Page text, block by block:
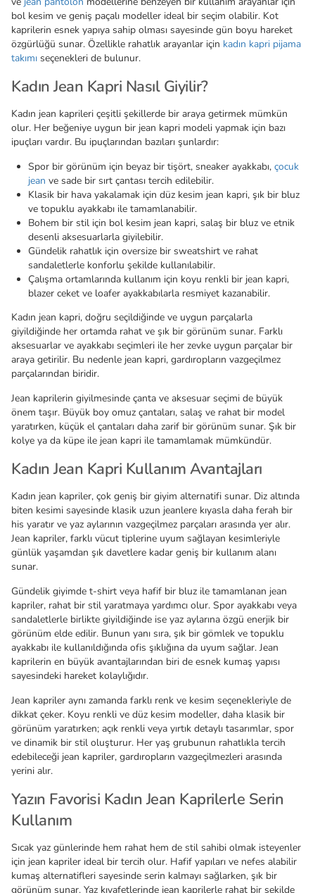
bol kesim ve geniş paçalı modeller ideal bir seçim olabilir. Kot
kaprilerin esnek yapıya sahip olması sayesinde gün boyu hareket
özgürlüğü sunar. Özellikle rahatlık arayanlar için kadın kapri pijama
takımı seçenekleri de bulunur.
Kadın Jean Kapri Nasıl Giyilir?
Kadın jean kaprileri çeşitli şekillerde bir araya getirmek mümkün
olur. Her beğeniye uygun bir jean kapri modeli yapmak için bazı
ipuçları vardır. Bu ipuçlarından bazıları şunlardır:
Spor bir görünüm için beyaz bir tişört, sneaker ayakkabı, çocuk
jean ve sade bir sırt çantası tercih edilebilir.
Klasik bir hava yakalamak için düz kesim jean kapri, şık bir bluz
ve topuklu ayakkabı ile tamamlanabilir.
Bohem bir stil için bol kesim jean kapri, salaş bir bluz ve etnik
desenli aksesuarlarla giyilebilir.
Gündelik rahatlık için oversize bir sweatshirt ve rahat
sandaletlerle konforlu şekilde kullanılabilir.
Çalışma ortamlarında kullanım için koyu renkli bir jean kapri,
blazer ceket ve loafer ayakkabılarla resmiyet kazanabilir.
Kadın jean kapri, doğru seçildiğinde ve uygun parçalarla
giyildiğinde her ortamda rahat ve şık bir görünüm sunar. Farklı
aksesuarlar ve ayakkabı seçimleri ile her zevke uygun parçalar bir
araya getirilir. Bu nedenle jean kapri, gardıropların vazgeçilmez
parçalarından biridir.
Jean kaprilerin giyilmesinde çanta ve aksesuar seçimi de büyük
önem taşır. Büyük boy omuz çantaları, salaş ve rahat bir model
yaratırken, küçük el çantaları daha zarif bir görünüm sunar. Şık bir
kolye ya da küpe ile jean kapri ile tamamlamak mümkündür.
Kadın Jean Kapri Kullanım Avantajları
Kadın jean kapriler, çok geniş bir giyim alternatifi sunar. Diz altında
biten kesimi sayesinde klasik uzun jeanlere kıyasla daha ferah bir
his yaratır ve yaz aylarının vazgeçilmez parçaları arasında yer alır.
Jean kapriler, farklı vücut tiplerine uyum sağlayan kesimleriyle
günlük yaşamdan şık davetlere kadar geniş bir kullanım alanı
sunar.
Gündelik giyimde t-shirt veya hafif bir bluz ile tamamlanan jean
kapriler, rahat bir stil yaratmaya yardımcı olur. Spor ayakkabı veya
sandaletlerle birlikte giyildiğinde ise yaz aylarına özgü enerjik bir
görünüm elde edilir. Bunun yanı sıra, şık bir gömlek ve topuklu
ayakkabı ile kullanıldığında ofis şıklığına da uyum sağlar. Jean
kaprilerin en büyük avantajlarından biri de esnek kumaş yapısı
sayesindeki hareket kolaylığıdır.
Jean kapriler aynı zamanda farklı renk ve kesim seçenekleriyle de
dikkat çeker. Koyu renkli ve düz kesim modeller, daha klasik bir
görünüm yaratırken; açık renkli veya yırtık detaylı tasarımlar, spor
ve dinamik bir stil oluşturur. Her yaş grubunun rahatlıkla tercih
edebileceği jean kapriler, gardıropların vazgeçilmezleri arasında
yerini alır.
Yazın Favorisi Kadın Jean Kaprilerle Serin
Kullanım
Sıcak yaz günlerinde hem rahat hem de stil sahibi olmak isteyenler
için jean kapriler ideal bir tercih olur. Hafif yapıları ve nefes alabilir
kumaş alternatifleri sayesinde serin kalmayı sağlarken, şık bir
görünüm sunar. Yaz kıyafetlerinde jean kaprilerle rahat bir şekilde